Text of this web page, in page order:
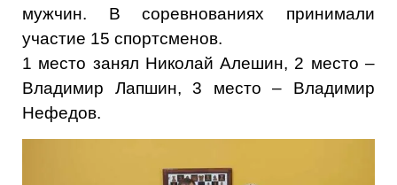
мужчин. В соревнованиях принимали
участие 15 спортсменов.
1 место занял Николай Алешин, 2 место –
Владимир Лапшин, 3 место – Владимир
Нефедов.